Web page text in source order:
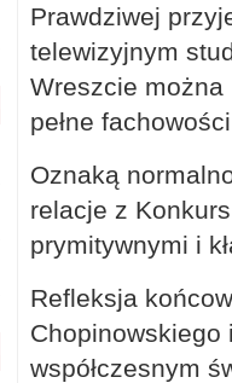
Prawdziwej
telewizyjnym
Wreszcie można
pełne
Oznaką
relacje z
prymitywnymi i
Refleksja
Chopinowskiego
współczesnym